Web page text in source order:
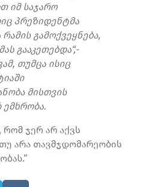
იმ საჯარო
პრეზიდენტმა
გამოქვეყნება,
გააკეთებდა“,-
თუმცა ისიც
მისთვის
ემხრობა.
რომ ჯერ არ აქვს
არა თავმჯდომარეობის